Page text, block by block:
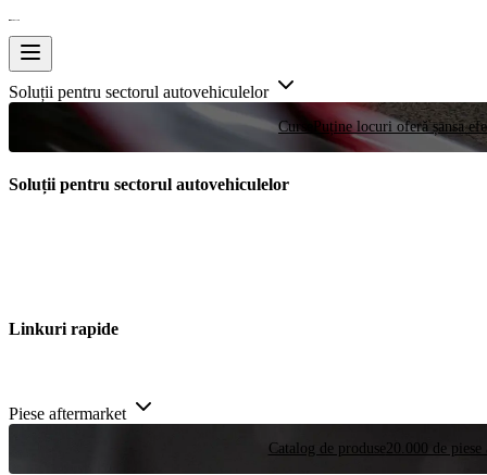
Soluții pentru sectorul autovehiculelor
Curse Puține locuri oferă șansa
Soluții pentru sectorul autovehiculelor
Linkuri rapide
Piese aftermarket
Catalog de produse 20.000 de